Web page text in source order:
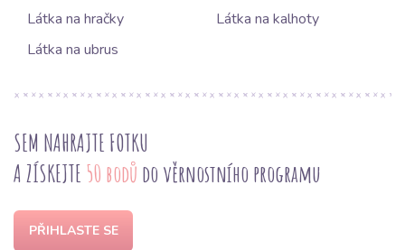
Látka na hračky
Látka na kalhoty
Látka na ubrus
SEM NAHRAJTE FOTKU
A ZÍSKEJTE 50 bodů do věrnostního programu
PŘIHLASTE SE